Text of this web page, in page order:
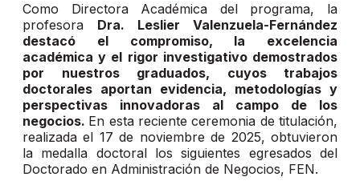
Como Directora Académica del programa, la
profesora Dra. Leslier Valenzuela-Fernández
destacó el compromiso, la excelencia
académica y el rigor investigativo demostrados
por nuestros graduados, cuyos trabajos
doctorales aportan evidencia, metodologías y
perspectivas innovadoras al campo de los
negocios. En esta reciente ceremonia de titulación,
realizada el 17 de noviembre de 2025, obtuvieron
la medalla doctoral los siguientes egresados del
Doctorado en Administración de Negocios, FEN.